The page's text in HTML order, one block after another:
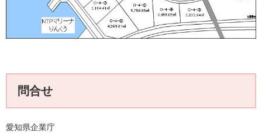
問合せ
愛知県企業庁